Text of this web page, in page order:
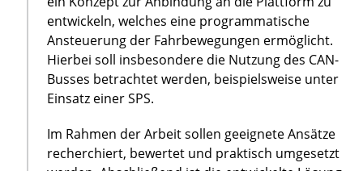
entwickeln, welches eine programmatische
Ansteuerung der Fahrbewegungen ermöglicht.
Hierbei soll insbesondere die Nutzung des CAN-
Busses betrachtet werden, beispielsweise unter
Einsatz einer SPS.
Im Rahmen der Arbeit sollen geeignete Ansätze
recherchiert, bewertet und praktisch umgesetzt